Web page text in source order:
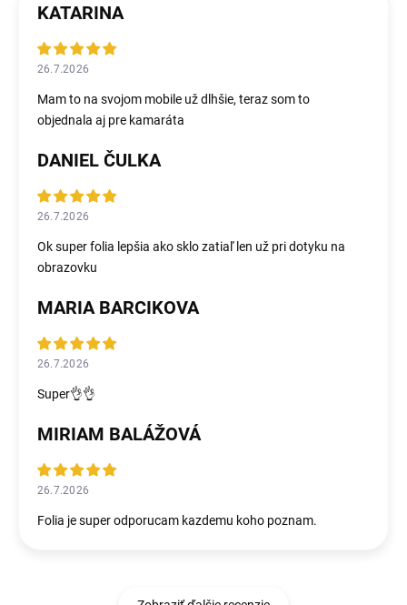
KATARINA
26.7.2026
Mam to na svojom mobile už dlhšie, teraz som to
objednala aj pre kamaráta
DANIEL ČULKA
26.7.2026
Ok super folia lepšia ako sklo zatiaľ len už pri dotyku na
obrazovku
MARIA BARCIKOVA
26.7.2026
Super👌👌
MIRIAM BALÁŽOVÁ
26.7.2026
Folia je super odporucam kazdemu koho poznam.